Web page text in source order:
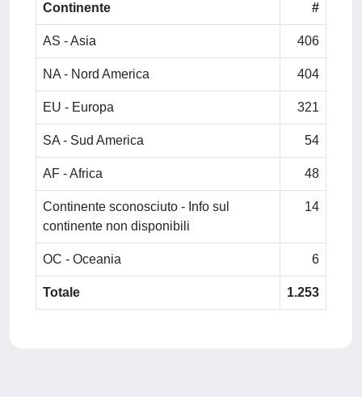
Continente #
AS - Asia 406
NA - Nord America 404
EU - Europa 321
SA - Sud America 54
AF - Africa 48
Continente sconosciuto - Info sul
continente non disponibili
14
OC - Oceania 6
Totale 1.253